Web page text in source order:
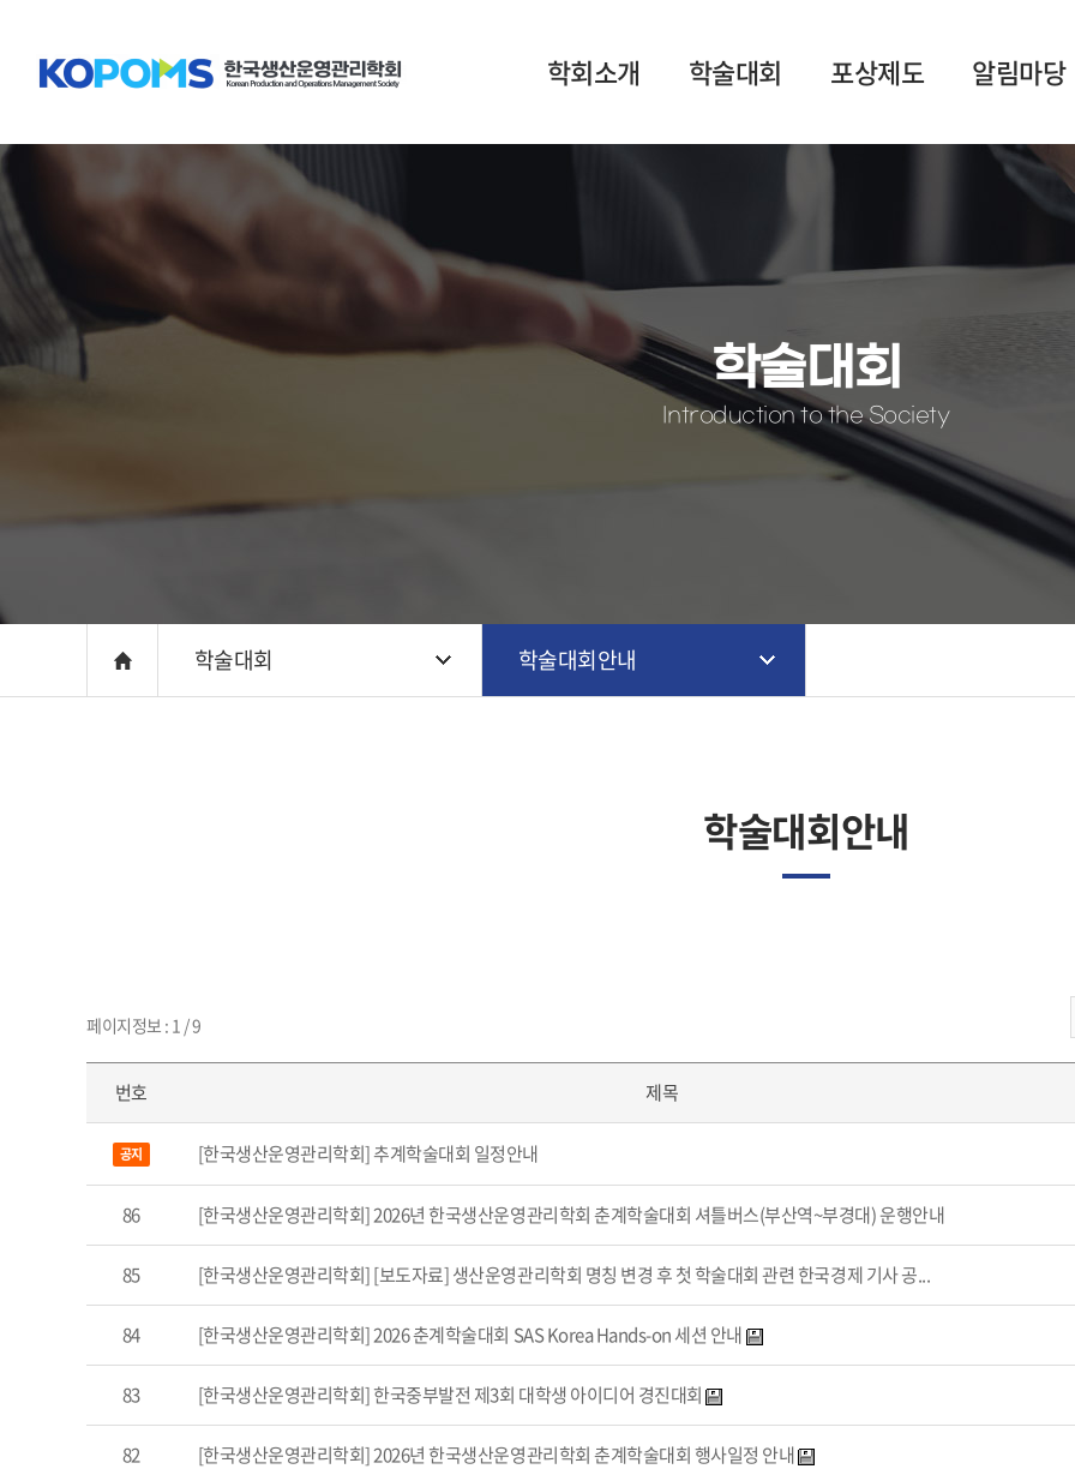
학회소개 학술대회 포상제도 알림마당
학술대회
Introduction to the Society
학술대회 학술대회안내
학술대회안내
페이지정보 : 1 / 9
번호 제목
공지 [한국생산운영관리학회] 추계학술대회 일정안내
86 [한국생산운영관리학회] 2026년 한국생산운영관리학회 춘계학술대회 셔틀버스(부산역~부경대) 운행안내
85 [한국생산운영관리학회] [보도자료] 생산운영관리학회 명칭 변경 후 첫 학술대회 관련 한국경제 기사 공...
84 [한국생산운영관리학회] 2026 춘계학술대회 SAS Korea Hands-on 세션 안내
83 [한국생산운영관리학회] 한국중부발전 제3회 대학생 아이디어 경진대회
82 [한국생산운영관리학회] 2026년 한국생산운영관리학회 춘계학술대회 행사일정 안내